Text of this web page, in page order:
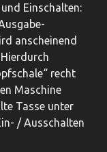
Einschalten:
anscheinend
recht
Maschine
Tasse unter
/ Ausschalten